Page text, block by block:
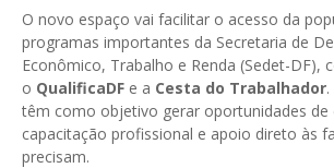
O novo espaço vai facilitar o acesso da
programas importantes da Secretaria de
Econômico, Trabalho e Renda (Sedet-DF),
o QualificaDF e a Cesta do Trabalhador
têm como objetivo gerar oportunidades de
capacitação profissional e apoio direto às
precisam.